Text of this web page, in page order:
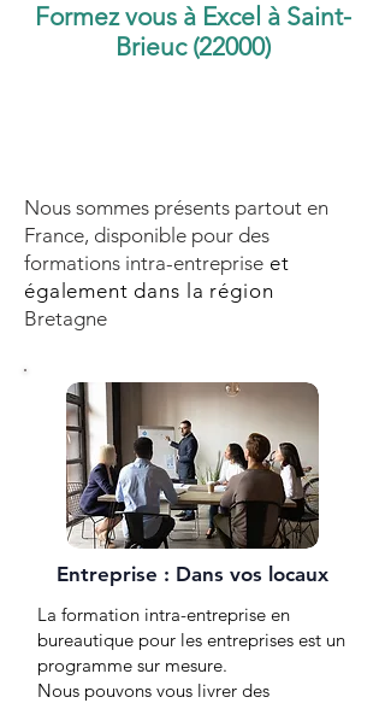
Formez vous à Excel à Saint-
Brieuc (22000)
Nous sommes présents partout en
France, disponible pour des
formations intra-entreprise et
également dans la région
Bretagne
Entreprise : Dans vos locaux
La formation intra-entreprise en
bureautique pour les entreprises est un
programme sur mesure.
Nous pouvons vous livrer des